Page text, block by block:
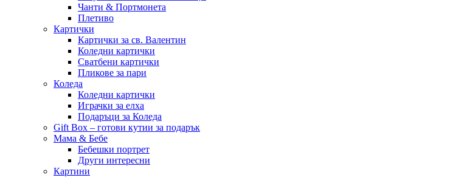
Чанти & Портмонета
Плетиво
Картички
Картички за св. Валентин
Коледни картички
Сватбени картички
Пликове за пари
Коледа
Коледни картички
Играчки за елха
Подаръци за Коледа
Gift Box – готови кутии за подарък
Мама & Бебе
Бебешки портрет
Други интересни
Картини